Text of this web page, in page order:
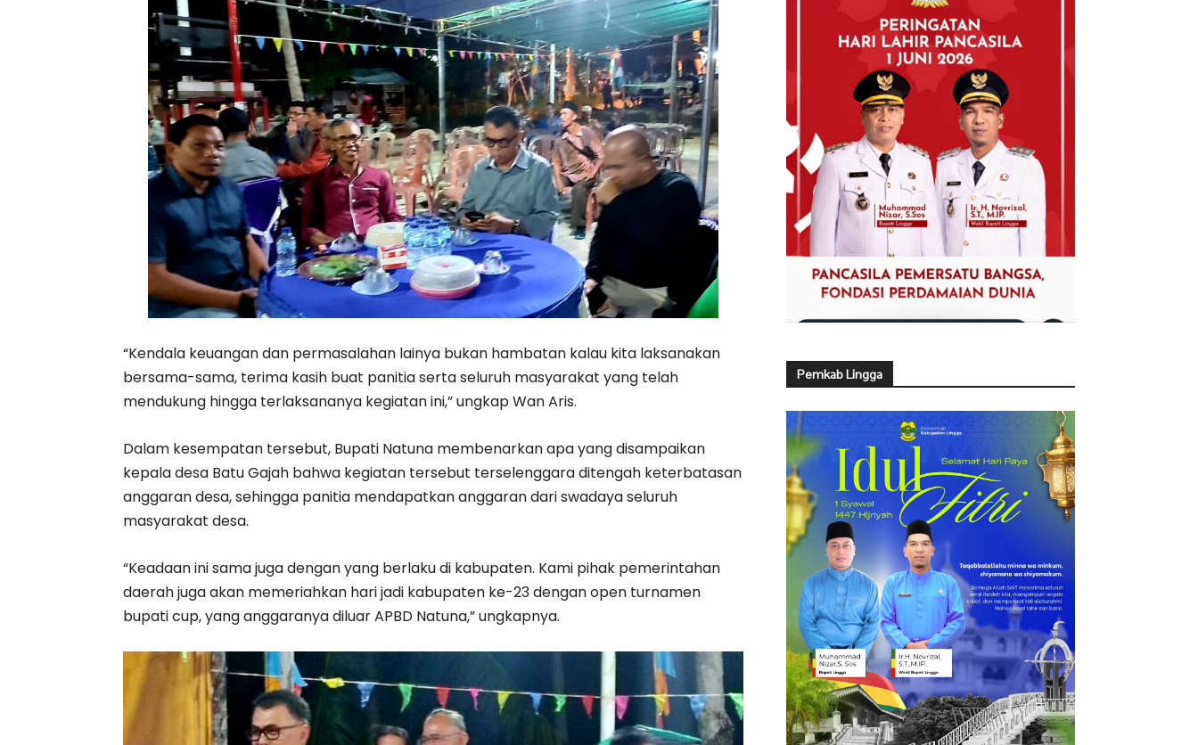
“Kendala keuangan dan permasalahan lainya bukan hambatan kalau kita laksanakan
bersama-sama, terima kasih buat panitia serta seluruh masyarakat yang telah
mendukung hingga terlaksananya kegiatan ini,” ungkap Wan Aris.
Dalam kesempatan tersebut, Bupati Natuna membenarkan apa yang disampaikan
kepala desa Batu Gajah bahwa kegiatan tersebut terselenggara ditengah keterbatasan
anggaran desa, sehingga panitia mendapatkan anggaran dari swadaya seluruh
masyarakat desa.
“Keadaan ini sama juga dengan yang berlaku di kabupaten. Kami pihak pemerintahan
daerah juga akan memeriahkan hari jadi kabupaten ke-23 dengan open turnamen
bupati cup, yang anggaranya diluar APBD Natuna,” ungkapnya.
Pemkab Lingga